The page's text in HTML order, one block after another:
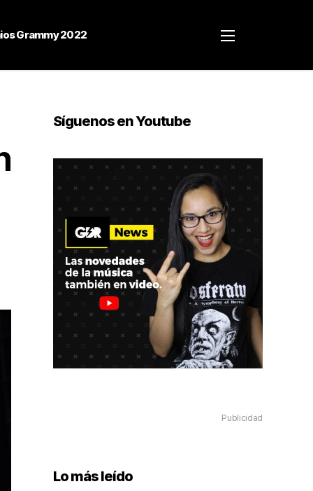
Grammy 2022
Síguenos en Youtube
Publicidad
Lo más leído